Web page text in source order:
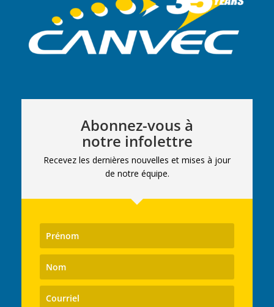
Abonnez-vous à
notre infolettre
Recevez les dernières nouvelles et mises à jour
de notre équipe.